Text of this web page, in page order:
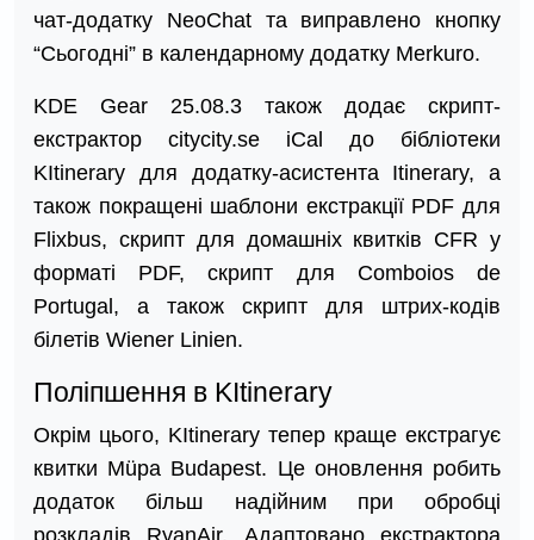
чат-додатку NeoChat та виправлено кнопку
“Сьогодні” в календарному додатку Merkuro.
KDE Gear 25.08.3 також додає скрипт-
екстрактор citycity.se iCal до бібліотеки
KItinerary для додатку-асистента Itinerary, а
також покращені шаблони екстракції PDF для
Flixbus, скрипт для домашніх квитків CFR у
форматі PDF, скрипт для Comboios de
Portugal, а також скрипт для штрих-кодів
білетів Wiener Linien.
Поліпшення в KItinerary
Окрім цього, KItinerary тепер краще екстрагує
квитки Müpa Budapest. Це оновлення робить
додаток більш надійним при обробці